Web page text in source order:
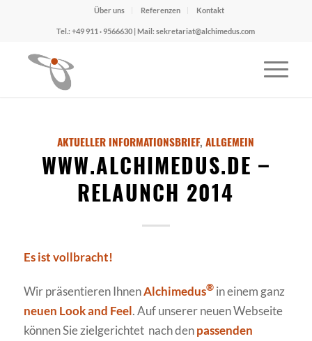
Über uns Referenzen Kontakt
Tel.: +49 911 · 9566630 | Mail: sekretariat@alchimedus.com
AKTUELLER INFORMATIONSBRIEF,ALLGEMEIN
WWW.ALCHIMEDUS.DE –
RELAUNCH 2014
Es ist vollbracht!
Wir präsentieren IhnenAlchimedus®in einem ganz
neuen Look and Feel. Auf unserer neuen Webseite
können Sie zielgerichtet nach denpassenden